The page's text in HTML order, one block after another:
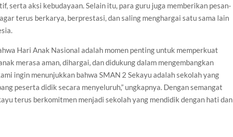
serta aksi kebudayaan. Selain itu, para guru juga memberikan pesan-
terus berkarya, berprestasi, dan saling menghargai satu sama lain
Hari Anak Nasional adalah momen penting untuk memperkuat
merasa aman, dihargai, dan didukung dalam mengembangkan
ingin menunjukkan bahwa SMAN 2 Sekayu adalah sekolah yang
peserta didik secara menyeluruh,” ungkapnya. Dengan semangat
terus berkomitmen menjadi sekolah yang mendidik dengan hati dan